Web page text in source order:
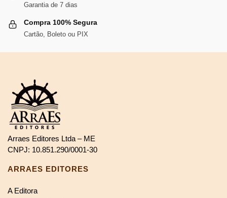
Garantia de 7 dias
Compra 100% Segura
Cartão, Boleto ou PIX
Arraes Editores Ltda – ME
CNPJ: 10.851.290/0001-30
ARRAES EDITORES
A Editora